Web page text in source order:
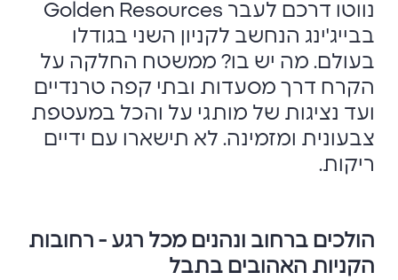
נווטו דרכם לעבר Golden Resources
בבייג'ינג הנחשב לקניון השני בגודלו
בעולם. מה יש בו? ממשטח החלקה על
הקרח דרך מסעדות ובתי קפה טרנדיים
ועד נציגות של מותגי על והכל במעטפת
צבעונית ומזמינה. לא תישארו עם ידיים
ריקות.
הולכים ברחוב ונהנים מכל רגע - רחובות
הקניות האהובים בתבל